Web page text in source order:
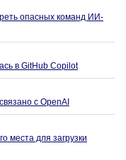
опасных команд ИИ-
в GitHub Copilot
с OpenAI
места для загрузки